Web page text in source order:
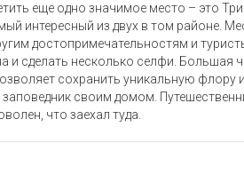
еще одно значимое место – это
интересный из двух в том районе.
достопримечательностям и
и сделать несколько селфи. Большая
сохранить уникальную
своим домом.
что заехал туда.